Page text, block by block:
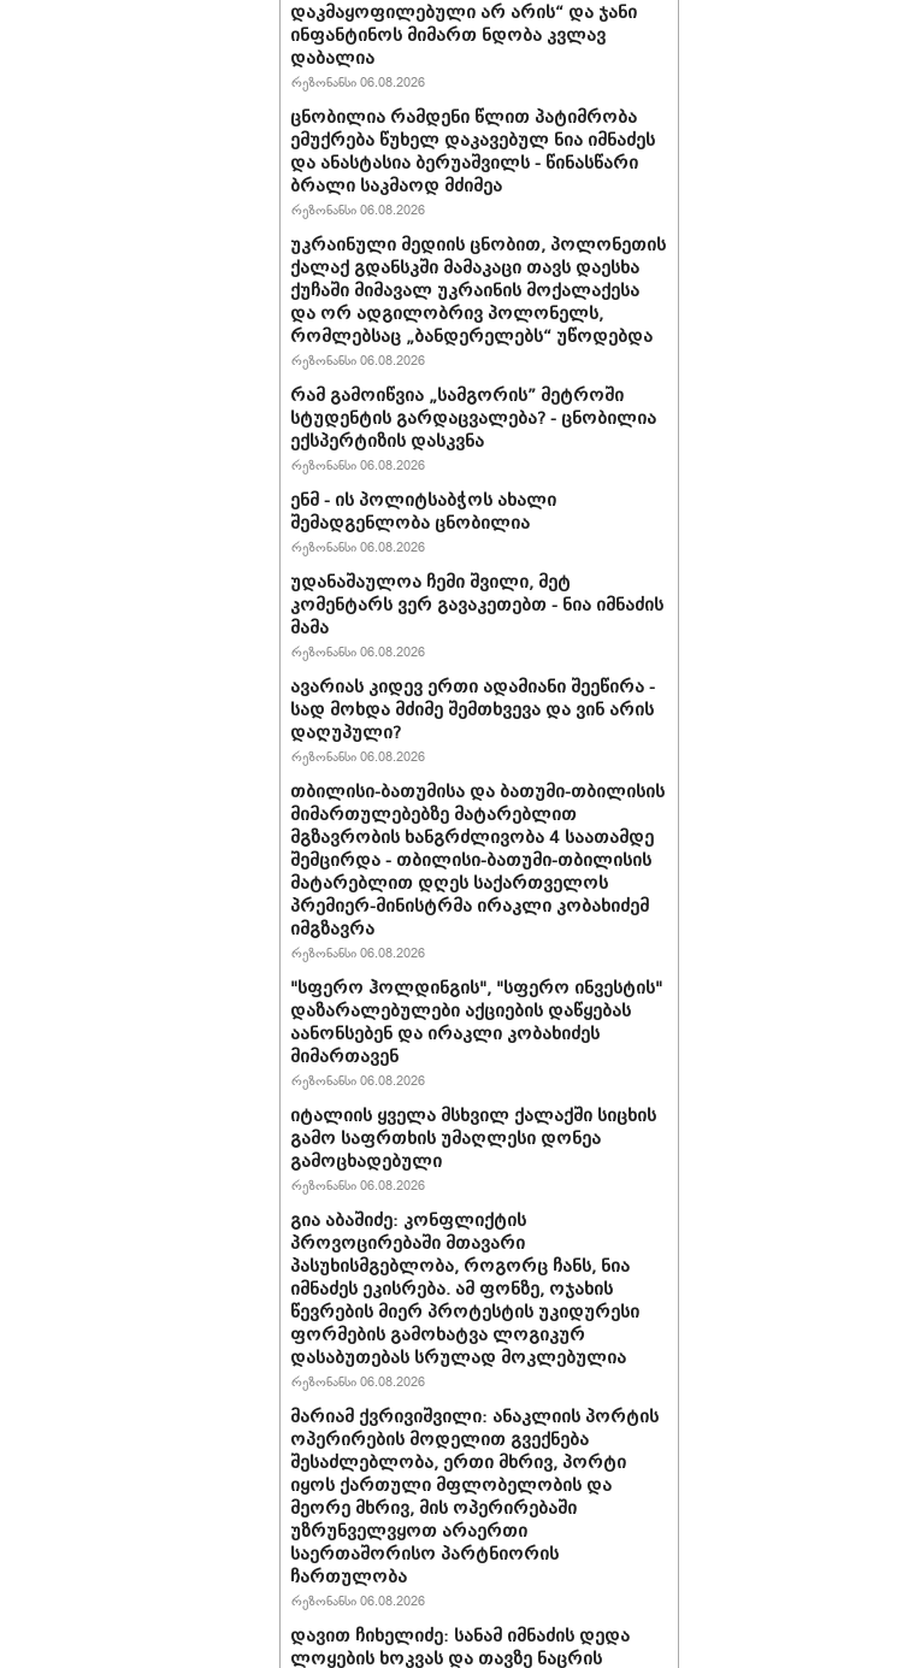
დაკმაყოფილებული არ არის“ და ჯანი
ინფანტინოს მიმართ ნდობა კვლავ
დაბალია
რეზონანსი 06.08.2026
ცნობილია რამდენი წლით პატიმრობა
ემუქრება წუხელ დაკავებულ ნია იმნაძეს
და ანასტასია ბერუაშვილს - წინასწარი
ბრალი საკმაოდ მძიმეა
რეზონანსი 06.08.2026
უკრაინული მედიის ცნობით, პოლონეთის
ქალაქ გდანსკში მამაკაცი თავს დაესხა
ქუჩაში მიმავალ უკრაინის მოქალაქესა
და ორ ადგილობრივ პოლონელს,
რომლებსაც „ბანდერელებს“ უწოდებდა
რეზონანსი 06.08.2026
რამ გამოიწვია „სამგორის” მეტროში
სტუდენტის გარდაცვალება? - ცნობილია
ექსპერტიზის დასკვნა
რეზონანსი 06.08.2026
ენმ - ის პოლიტსაბჭოს ახალი
შემადგენლობა ცნობილია
რეზონანსი 06.08.2026
უდანაშაულოა ჩემი შვილი, მეტ
კომენტარს ვერ გავაკეთებთ - ნია იმნაძის
მამა
რეზონანსი 06.08.2026
ავარიას კიდევ ერთი ადამიანი შეეწირა -
სად მოხდა მძიმე შემთხვევა და ვინ არის
დაღუპული?
რეზონანსი 06.08.2026
თბილისი-ბათუმისა და ბათუმი-თბილისის
მიმართულებებზე მატარებლით
მგზავრობის ხანგრძლივობა 4 საათამდე
შემცირდა - თბილისი-ბათუმი-თბილისის
მატარებლით დღეს საქართველოს
პრემიერ-მინისტრმა ირაკლი კობახიძემ
იმგზავრა
რეზონანსი 06.08.2026
"სფერო ჰოლდინგის", "სფერო ინვესტის"
დაზარალებულები აქციების დაწყებას
აანონსებენ და ირაკლი კობახიძეს
მიმართავენ
რეზონანსი 06.08.2026
იტალიის ყველა მსხვილ ქალაქში სიცხის
გამო საფრთხის უმაღლესი დონეა
გამოცხადებული
რეზონანსი 06.08.2026
გია აბაშიძე: კონფლიქტის
პროვოცირებაში მთავარი
პასუხისმგებლობა, როგორც ჩანს, ნია
იმნაძეს ეკისრება. ამ ფონზე, ოჯახის
წევრების მიერ პროტესტის უკიდურესი
ფორმების გამოხატვა ლოგიკურ
დასაბუთებას სრულად მოკლებულია
რეზონანსი 06.08.2026
მარიამ ქვრივიშვილი: ანაკლიის პორტის
ოპერირების მოდელით გვექნება
შესაძლებლობა, ერთი მხრივ, პორტი
იყოს ქართული მფლობელობის და
მეორე მხრივ, მის ოპერირებაში
უზრუნველვყოთ არაერთი
საერთაშორისო პარტნიორის
ჩართულობა
რეზონანსი 06.08.2026
დავით ჩიხელიძე: სანამ იმნაძის დედა
ლოყების ხოკვას და თავზე ნაცრის